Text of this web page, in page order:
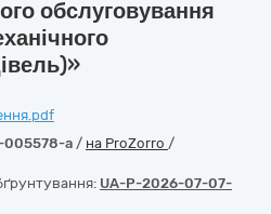
обслуговування
005578-a / на ProZorro /
UA-P-2026-07-07-